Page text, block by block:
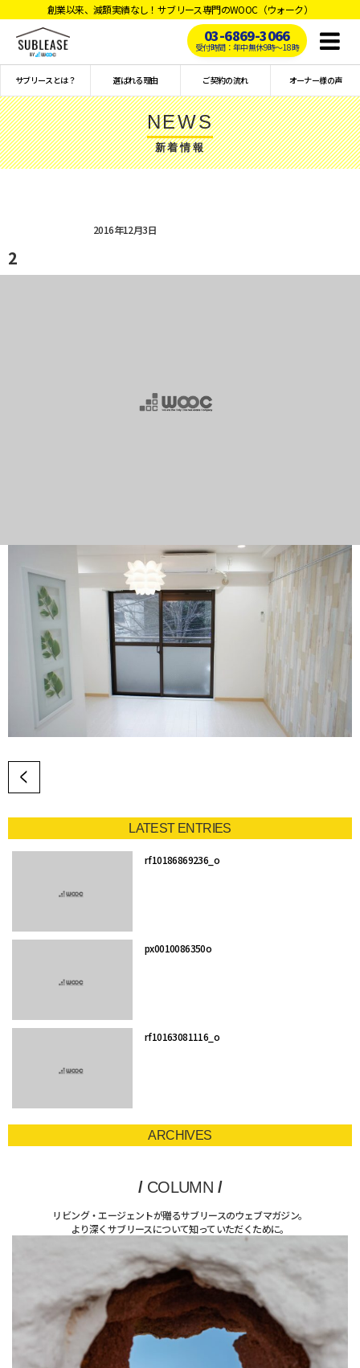
創業以来、減額実績なし！サブリース専門のWOOC（ウォーク）
03-6869-3066
受付時間：年中無休9時〜18時
サブリースとは？ 選ばれる理由 ご契約の流れ オーナー様の声
NEWS
新着情報
2016年12月3日
2
LATEST ENTRIES
rf10186869236_o
px0010086350o
rf10163081116_o
ARCHIVES
/ COLUMN /
リビング・エージェントが贈るサブリースのウェブマガジン。
より深くサブリースについて知っていただくために。